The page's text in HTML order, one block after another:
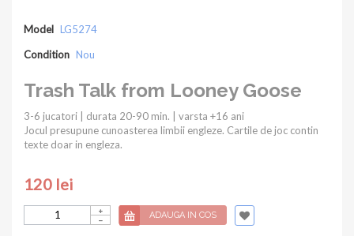
Model LG5274
Condition Nou
Trash Talk from Looney Goose
3-6 jucatori | durata 20-90 min. | varsta +16 ani
Jocul presupune cunoasterea limbii engleze. Cartile de joc contin
texte doar in engleza.
120 lei
ADAUGA IN COS